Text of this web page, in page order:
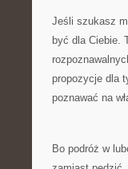
Jeśli szukasz
być dla Ciebie.
propozycje dla
poznawać na
Bo podróż w